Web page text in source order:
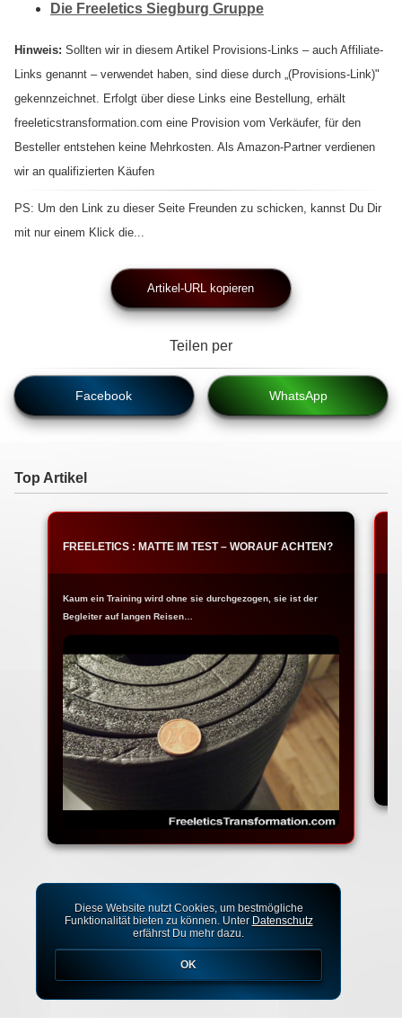
Die Freeletics Siegburg Gruppe
Hinweis: Sollten wir in diesem Artikel Provisions-Links – auch Affiliate-
Links genannt – verwendet haben, sind diese durch „(Provisions-Link)"
gekennzeichnet. Erfolgt über diese Links eine Bestellung, erhält
freeleticstransformation.com eine Provision vom Verkäufer, für den
Besteller entstehen keine Mehrkosten. Als Amazon-Partner verdienen
wir an qualifizierten Käufen
PS: Um den Link zu dieser Seite Freunden zu schicken, kannst Du Dir
mit nur einem Klick die...
Artikel-URL kopieren
Teilen per
Facebook WhatsApp
Top Artikel
FREELETICS : MATTE IM TEST – WORAUF ACHTEN?
Kaum ein Training wird ohne sie durchgezogen, sie ist der
Begleiter auf langen Reisen…
Diese Website nutzt Cookies, um bestmögliche
Funktionalität bieten zu können. Unter Datenschutz
erfährst Du mehr dazu.
OK